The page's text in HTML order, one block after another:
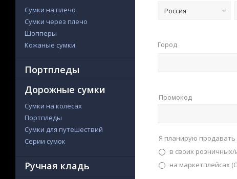
Сумки на плечо
Сумки через плечо
Шопперы
Кожаные сумки
Портпледы
Дорожные сумки
Сумки на колесах
Портпледы
Сумки для путешествий
Серии сумок
Ручная кладь
Россия
Город
Промокод
Я планирую
в своих
на маркетплейсах